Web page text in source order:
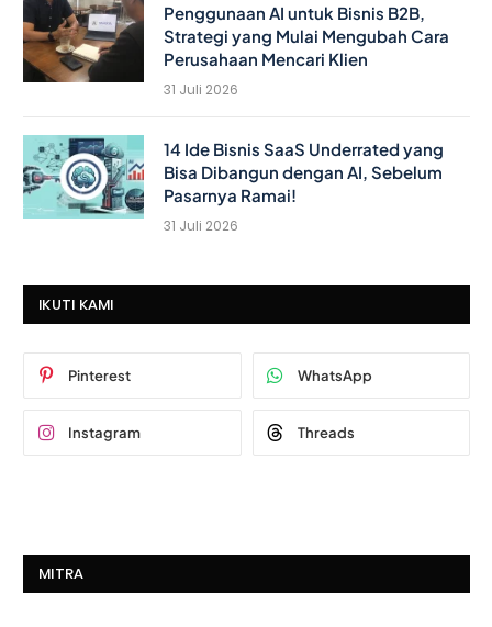
Penggunaan AI untuk Bisnis B2B,
Strategi yang Mulai Mengubah Cara
Perusahaan Mencari Klien
31 Juli 2026
14 Ide Bisnis SaaS Underrated yang
Bisa Dibangun dengan AI, Sebelum
Pasarnya Ramai!
31 Juli 2026
IKUTI KAMI
Pinterest WhatsApp
Instagram Threads
MITRA